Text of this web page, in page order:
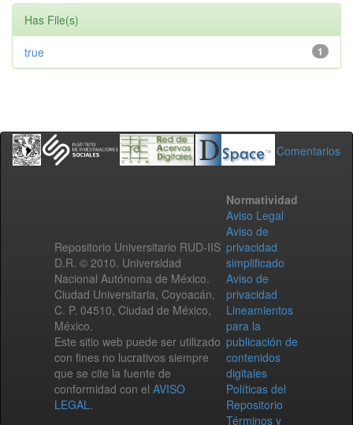
Has File(s)
1
true
Comentarios
Repositorio Universitario RUD-IIS
D.R. © 2010. Universidad
Nacional Autónoma de México.
Ciudad Universitaria, Coyoacán,
C. P. 04510, Ciudad de México,
México.
Este sitio web puede ser utilizado
con fines no lucrativos siempre
que se cite la fuente de
conformidad con el AVISO
LEGAL.
Normatividad
Aviso Legal
Aviso de
privacidad
simplificado
Aviso de
privacidad
Lineamientos
para la
publicación de
contenidos
digitales
Políticas del
Repositorio
Términos y